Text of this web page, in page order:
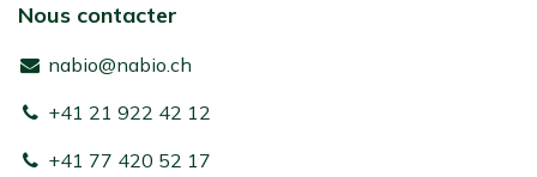
Nous contacter
nabio@nabio.ch
+41 21 922 42 12
+41 77 420 52 17